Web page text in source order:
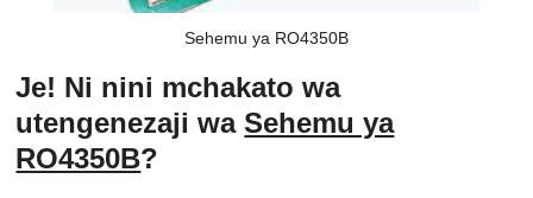
Sehemu ya RO4350B
Je! Ni nini mchakato wa
utengenezaji waSehemu ya
RO4350B?